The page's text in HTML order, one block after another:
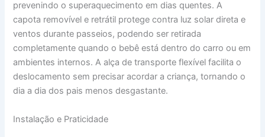
prevenindo o superaquecimento em dias quentes. A
capota removível e retrátil protege contra luz solar direta e
ventos durante passeios, podendo ser retirada
completamente quando o bebê está dentro do carro ou em
ambientes internos. A alça de transporte flexível facilita o
deslocamento sem precisar acordar a criança, tornando o
dia a dia dos pais menos desgastante.
Instalação e Praticidade